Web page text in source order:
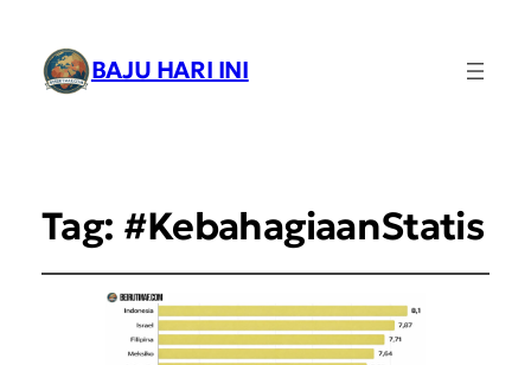
BAJU HARI INI
Tag: #KebahagiaanStatis